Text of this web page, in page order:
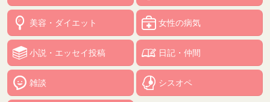
美容・ダイエット 女性の病気
小説・エッセイ投稿 日記・仲間
雑談 シスオペ